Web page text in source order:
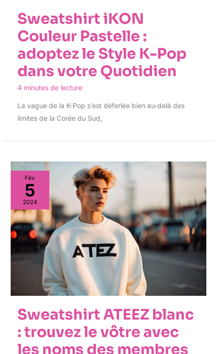
Sweatshirt iKON
Couleur Pastelle :
adoptez le Style K-Pop
dans votre Quotidien
4 minutes de lecture
La vague de la K-Pop s’est déferlée bien au-delà des
limites de la Corée du Sud,
Fév
5
2024
Sweatshirt ATEEZ blanc
: trouvez le vôtre avec
les noms des membres